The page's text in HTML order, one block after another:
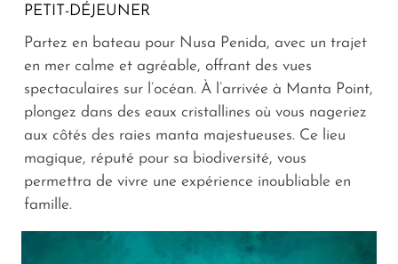
PETIT-DÉJEUNER
Partez en bateau pour Nusa Penida, avec un trajet
en mer calme et agréable, offrant des vues
spectaculaires sur l’océan. À l’arrivée à Manta Point,
plongez dans des eaux cristallines où vous nageriez
aux côtés des raies manta majestueuses. Ce lieu
magique, réputé pour sa biodiversité, vous
permettra de vivre une expérience inoubliable en
famille.